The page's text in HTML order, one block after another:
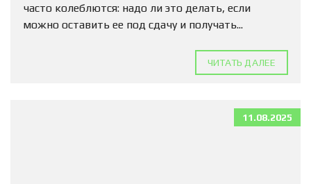
часто колеблются: надо ли это делать, если
можно оставить ее под сдачу и получать...
ЧИТАТЬ ДАЛЕЕ
11.08.2025